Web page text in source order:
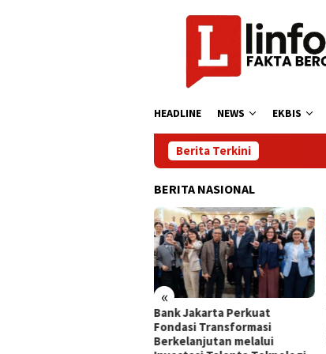
HEADLINE NEWS EKBIS
Berita Terkini
BERITA NASIONAL
«
Bank Jakarta Perkuat
Fondasi Transformasi
Berkelanjutan melalui